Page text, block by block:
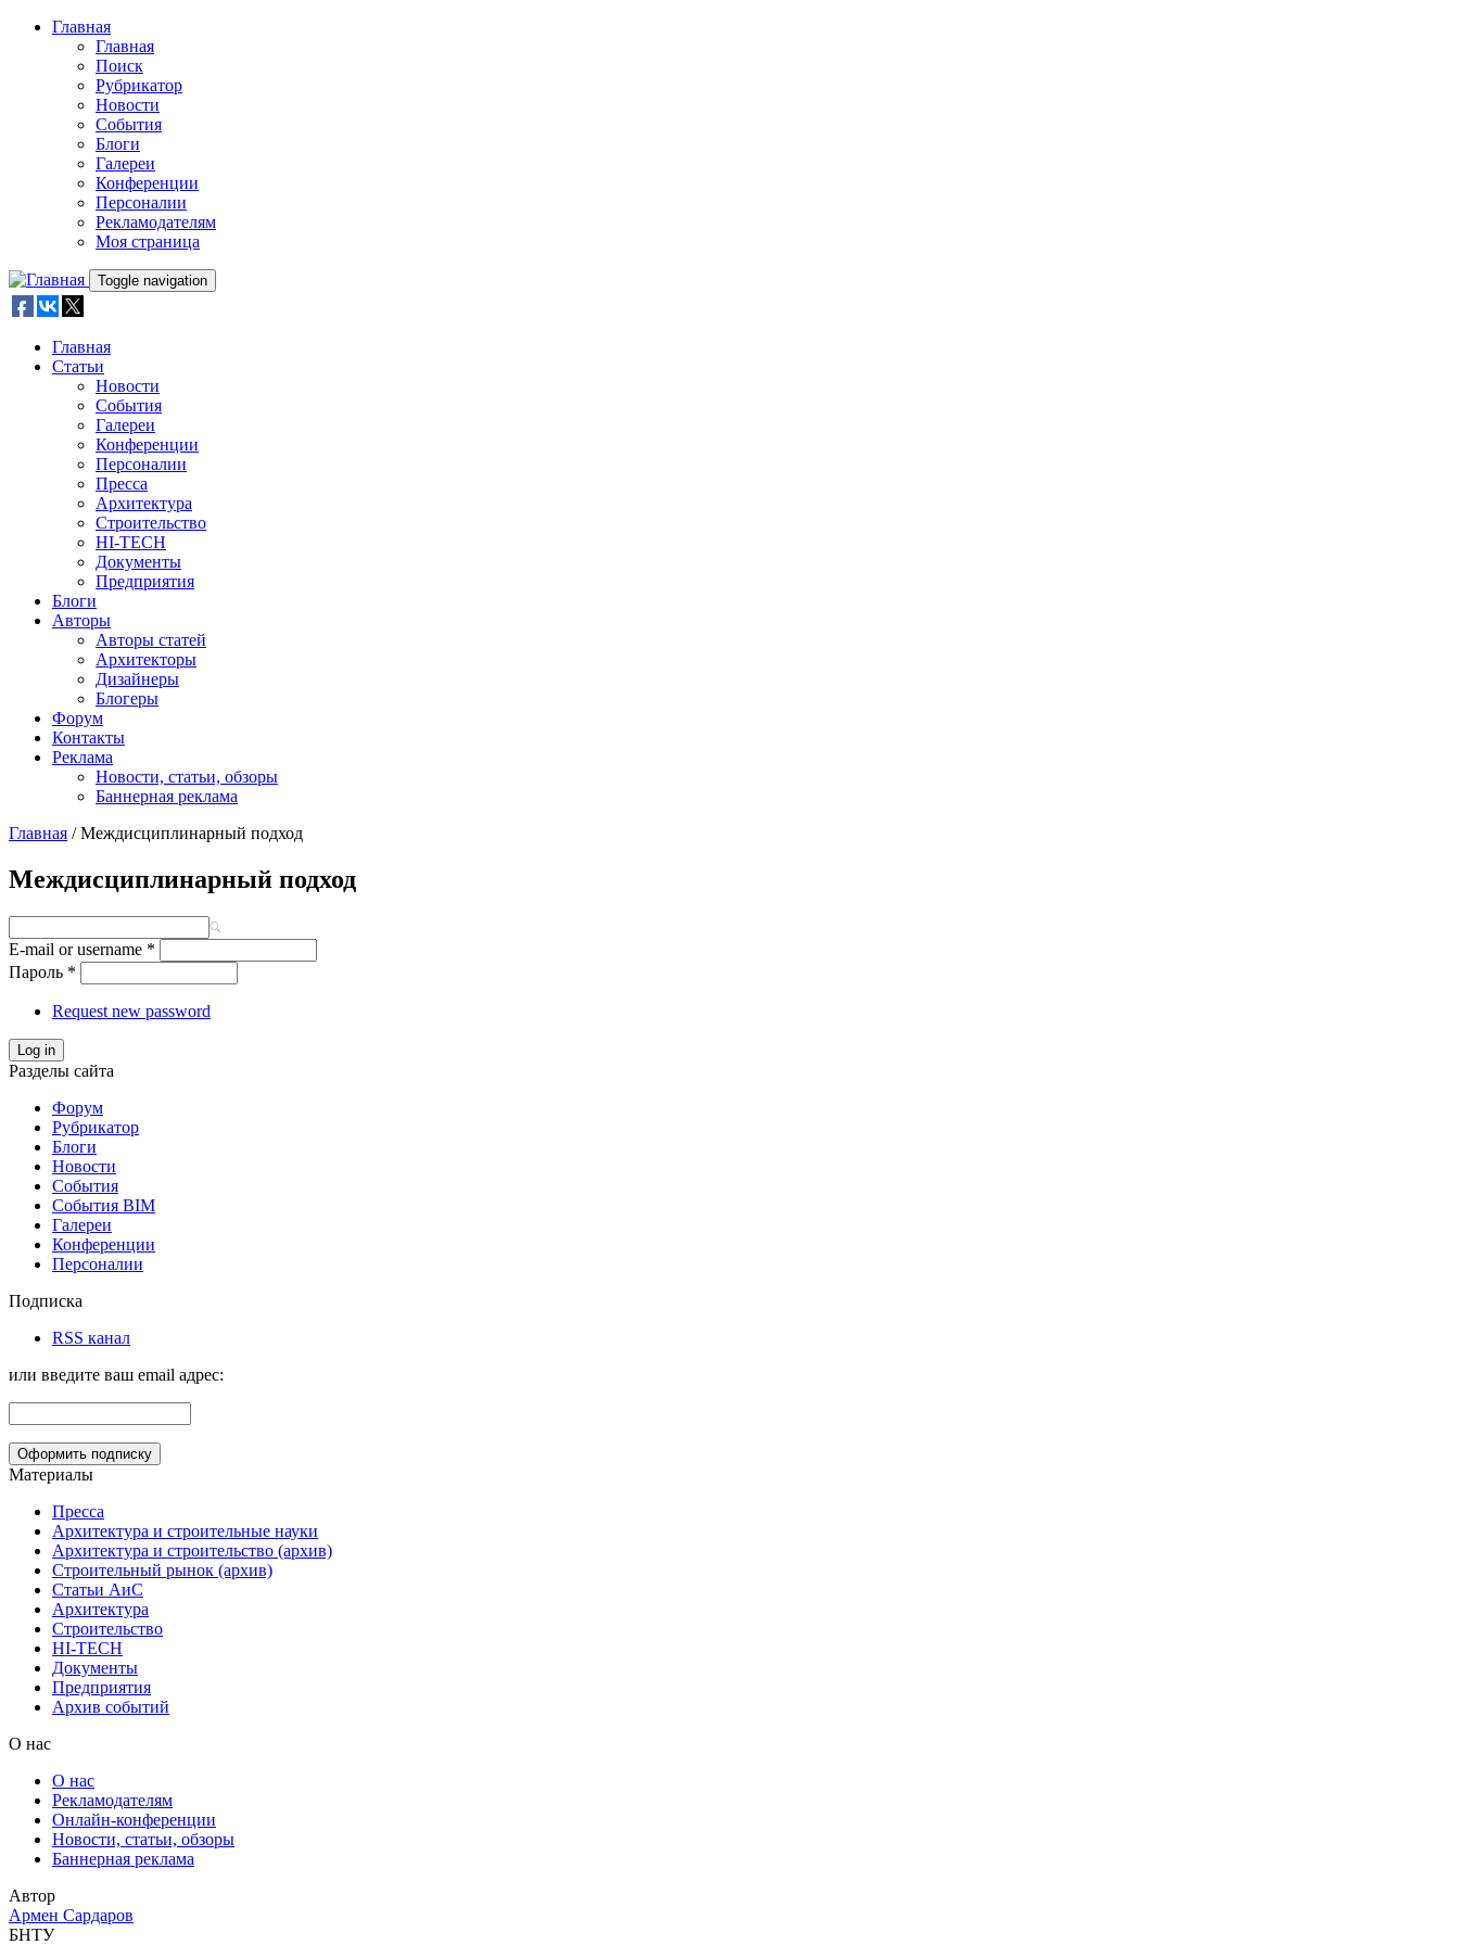
Skip to main content
Главная
Главная
Поиск
Рубрикатор
Новости
События
Блоги
Галереи
Конференции
Персоналии
Рекламодателям
Моя страница
Toggle navigation
Главная
Статьи
Новости
События
Галереи
Конференции
Персоналии
Пресса
Архитектура
Строительство
HI-TECH
Документы
Предприятия
Блоги
Авторы
Авторы статей
Архитекторы
Дизайнеры
Блогеры
Форум
Контакты
Реклама
Новости, статьи, обзоры
Баннерная реклама
Главная / Междисциплинарный подход
Междисциплинарный подход
E-mail or username *
Пароль *
Request new password
Log in
Разделы сайта
Форум
Рубрикатор
Блоги
Новости
События
События BIM
Галереи
Конференции
Персоналии
Подписка
RSS канал
или введите ваш email адрес:
Материалы
Пресса
Архитектура и строительные науки
Архитектура и строительство (архив)
Строительный рынок (архив)
Статьи АиС
Архитектура
Строительство
HI-TECH
Документы
Предприятия
Архив событий
О нас
О нас
Рекламодателям
Онлайн-конференции
Новости, статьи, обзоры
Баннерная реклама
Автор
Армен Сардаров
БНТУ